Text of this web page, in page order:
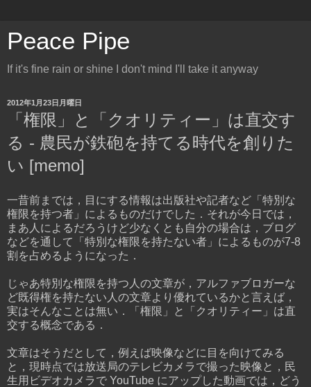
Peace Pipe
If it's fine rain or shine I don't mind I'll take it anyway
2012年1月23日月曜日
「権限」と「クオリティー」は直交す
る - 農民が鉄砲を持てる時代を創りた
い [memo]
一昔前までは，目にする情報は出版社や記者など「特別な
権限を持つ者」によるものだけでした．それが今日では，
まあ人によるだろうけど少なくとも自分の場合は，ブログ
などを通して「特別な権限を持たない者」によるものが7-8
割を占めるようになった．
じゃあ特別な権限を持つ人の文章が，アルファブロガーな
ど既得権を持たない人の文章より優れているかと言えば，
実はそんなことは無い．「権限」と「クオリティー」は直
交する概念である．
文章はそうだとして，例えば映像などに目を向けてみる
と，現時点では放送局のテレビカメラで撮った映像と，民
生用ビデオカメラで YouTube にアップした動画では，どう